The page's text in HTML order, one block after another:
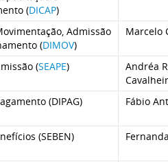
(DICAP)
Admissão
(DIMOV)
Marcelo
(SEAPE)
Andréa
(DIPAG)
Fábio
(SEBEN)